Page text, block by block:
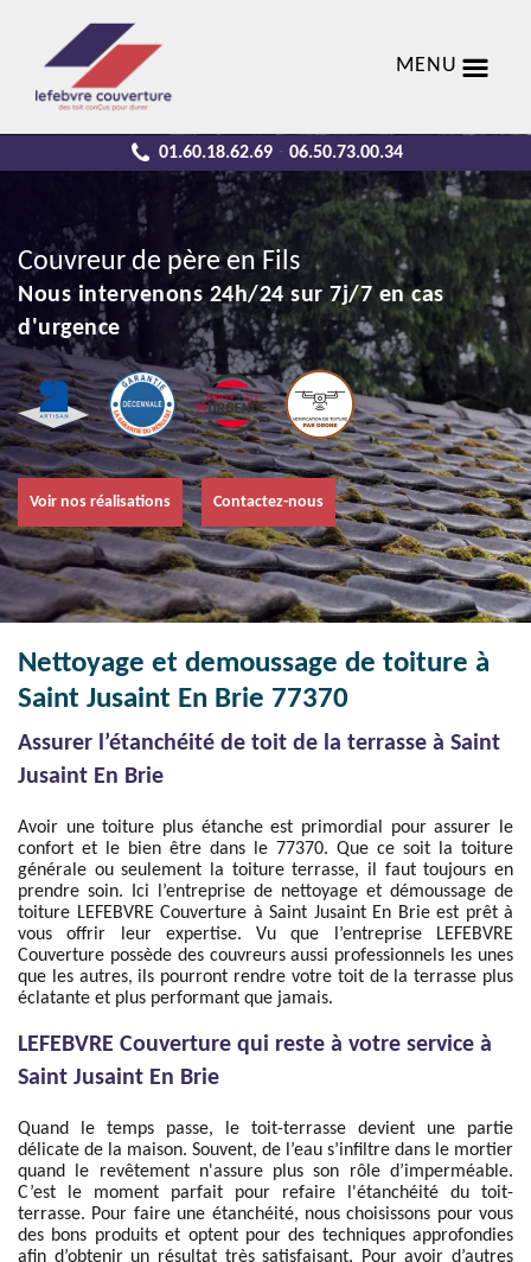
MENU
01.60.18.62.69 - 06.50.73.00.34
Couvreur de père en Fils
Nous intervenons 24h/24 sur 7j/7 en cas
d'urgence
Voir nos réalisations Contactez-nous
Nettoyage et demoussage de toiture à
Saint Jusaint En Brie 77370
Assurer l’étanchéité de toit de la terrasse à Saint
Jusaint En Brie
Avoir une toiture plus étanche est primordial pour assurer le
confort et le bien être dans le 77370. Que ce soit la toiture
générale ou seulement la toiture terrasse, il faut toujours en
prendre soin. Ici l’entreprise de nettoyage et démoussage de
toiture LEFEBVRE Couverture à Saint Jusaint En Brie est prêt à
vous offrir leur expertise. Vu que l’entreprise LEFEBVRE
Couverture possède des couvreurs aussi professionnels les unes
que les autres, ils pourront rendre votre toit de la terrasse plus
éclatante et plus performant que jamais.
LEFEBVRE Couverture qui reste à votre service à
Saint Jusaint En Brie
Quand le temps passe, le toit-terrasse devient une partie
délicate de la maison. Souvent, de l’eau s’infiltre dans le mortier
quand le revêtement n'assure plus son rôle d’imperméable.
C’est le moment parfait pour refaire l'étanchéité du toit-
terrasse. Pour faire une étanchéité, nous choisissons pour vous
des bons produits et optent pour des techniques approfondies
afin d’obtenir un résultat très satisfaisant. Pour avoir d’autres